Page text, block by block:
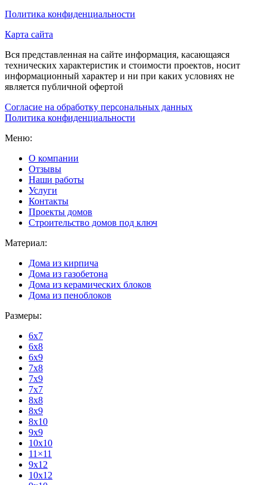
Политика конфиденциальности
Карта сайта
Вся представленная на сайте информация, касающаяся
технических характеристик и стоимости проектов, носит
информационный характер и ни при каких условиях не
является публичной офертой
Согласие на обработку персональных данных
Политика конфиденциальности
Меню:
О компании
Отзывы
Наши работы
Услуги
Контакты
Проекты домов
Строительство домов под ключ
Материал:
Дома из кирпича
Дома из газобетона
Дома из керамических блоков
Дома из пеноблоков
Размеры:
6x7
6x8
6x9
7x8
7x9
7x7
8x8
8x9
8x10
9x9
10x10
11×11
9x12
10x12